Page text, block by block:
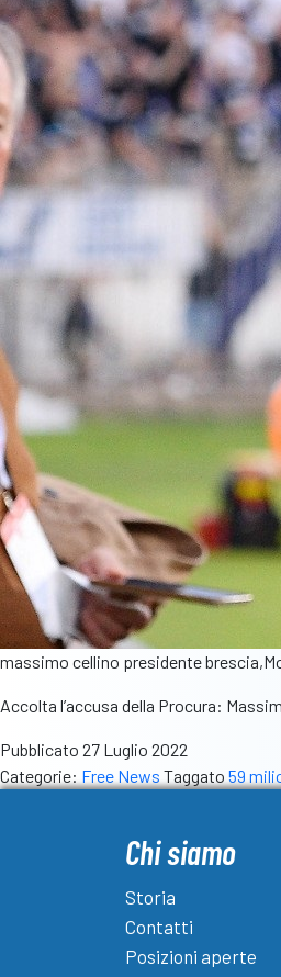
massimo cellino presidente
Accolta l’accusa della Procura:
Pubblicato 27 Luglio 2022
Categorie: Free News Taggato 59
Chi siamo
Storia
Contatti
Posizioni aperte